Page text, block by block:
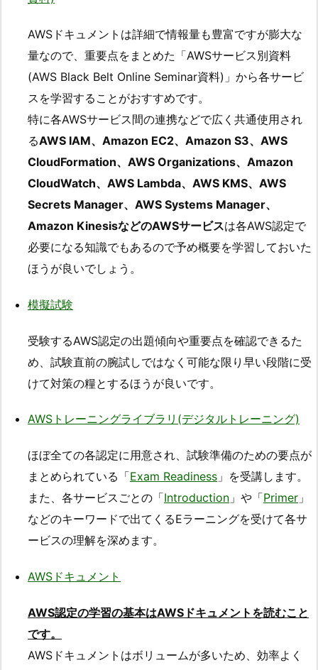
AWSドキュメントは詳細で情報量も豊富ですが膨大な
量なので、重要点をまとめた「AWSサービス別資料
(AWS Black Belt Online Seminar資料)」から各サービ
スを学習することがおすすめです。
特に各AWSサービス間の連携などで広く共通使用され
るAWS IAM、Amazon EC2、Amazon S3、AWS
CloudFormation、AWS Organizations、Amazon
CloudWatch、AWS Lambda、AWS KMS、AWS
Secrets Manager、AWS Systems Manager、
Amazon KinesisなどのAWSサービスは各AWS認定で
必要になる知識でもあるので予め概要を学習しておいた
ほうが良いでしょう。
模擬試験
受験するAWS認定の出題傾向や重要点を確認できるた
め、試験直前の腕試しではなく可能な限り早い段階に受
けて対策の糧とするほうが良いです。
AWSトレーニングライブラリ(デジタルトレーニング)
ほぼ全ての各認定に用意され、試験準備のための要点が
まとめられている「Exam Readiness 」を受講します。
また、各サービスごとの「Introduction 」や「Primer 」
などのキーワードで出てくるEラーニングを受けて各サ
ービスの理解を深めます。
AWSドキュメント
AWS認定の学習の基本はAWSドキュメントを読むこと
です。
AWSドキュメントはボリュームが多いため、効率よく